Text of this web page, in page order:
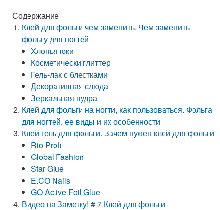
Содержание
Клей для фольги чем заменить. Чем заменить
фольгу для ногтей
Хлопья юки
Косметически глиттер
Гель-лак с блестками
Декоративная слюда
Зеркальная пудра
Клей для фольги на ногти, как пользоваться. Фольга
для ногтей, ее виды и их особенности
Клей гель для фольги. Зачем нужен клей для фольги
Rio Profi
Global Fashion
Star Glue
E.CO Nails
GO Active Foil Glue
Видео на Заметку! # 7 Клей для фольги